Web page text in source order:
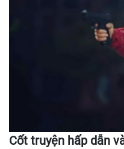
Cốt truyện hấp dẫn